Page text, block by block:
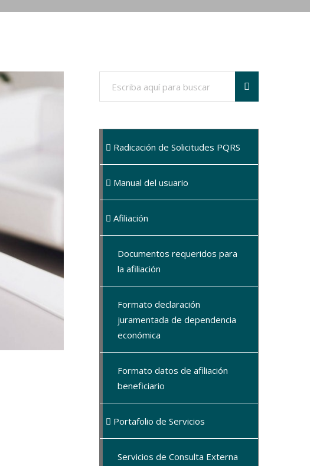
Radicación de Solicitudes PQRS
Manual del usuario
Afiliación
Documentos requeridos para
la afiliación
Formato declaración
juramentada de dependencia
económica
Formato datos de afiliación
beneficiario
Portafolio de Servicios
Servicios de Consulta Externa